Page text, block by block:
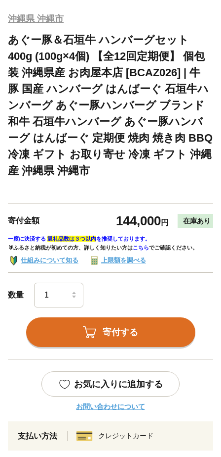
沖縄県 沖縄市
あぐー豚＆石垣牛 ハンバーグセット
400g (100g×4個) 【全12回定期便】 個包
装 沖縄県産 お肉屋本店 [BCAZ026] | 牛
豚 国産 ハンバーグ はんばーぐ 石垣牛ハ
ンバーグ あぐー豚ハンバーグ ブランド
和牛 石垣牛ハンバーグ あぐー豚ハンバ
ーグ はんばーぐ 定期便 焼肉 焼き肉 BBQ
冷凍 ギフト お取り寄せ 冷凍 ギフト 沖縄
産 沖縄県 沖縄市
寄付金額 144,000円 在庫あり
一度に決済する 返礼品数は３つ以内を推奨しております。
🔰ふるさと納税が初めての方、詳しく知りたい方はこちらでご確認ください。
仕組みについて知る 上限額を調べる
数量
寄付する
お気に入りに追加する
お問い合わせについて
支払い方法 クレジットカード